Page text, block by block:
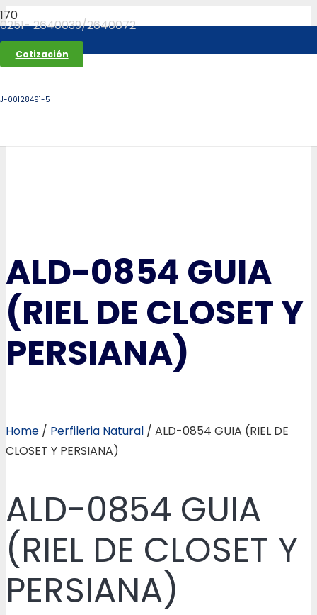
0251- 2640039/2640072
Cotización
J-00128491-5
ALD-0854 GUIA
(RIEL DE CLOSET Y
PERSIANA)
Home / Perfileria Natural / ALD-0854 GUIA (RIEL DE
CLOSET Y PERSIANA)
ALD-0854 GUIA
(RIEL DE CLOSET Y
PERSIANA)